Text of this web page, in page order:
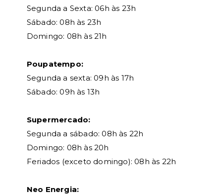
Segunda a Sexta: 06h às 23h
Sábado: 08h às 23h
Domingo: 08h às 21h
Poupatempo:
Segunda a sexta: 09h às 17h
Sábado: 09h às 13h
Supermercado:
Segunda a sábado: 08h às 22h
Domingo: 08h às 20h
Feriados (exceto domingo): 08h às 22h
Neo Energia: